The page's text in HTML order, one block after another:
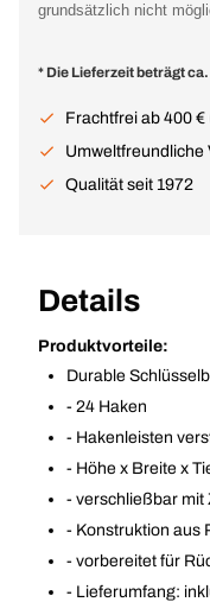
grundsätzlich nicht
* Die Lieferzeit beträgt ca.
Frachtfrei ab 400 €
Umweltfreundliche
Qualität seit 1972
Details
Produktvorteile:
Durable
- 24 Haken
- Hakenleisten
- Höhe x Breite x
- verschließbar mit
- Konstruktion aus
- vorbereitet für
- Lieferumfang: